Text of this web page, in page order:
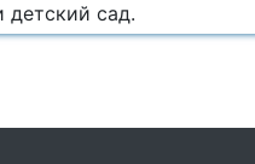
сад.